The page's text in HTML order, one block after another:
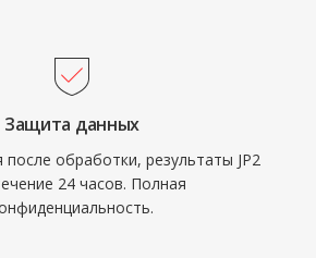
Защита данных
после обработки, результаты JP2
24 часов. Полная